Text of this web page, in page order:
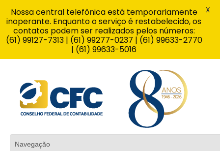
Nossa central telefônica está temporariamente
inoperante. Enquanto o serviço é restabelecido, os
contatos podem ser realizados pelos números:
(61) 99127-7313 | (61) 99277-0237 | (61) 99633-2770
| (61) 99633-5016
X